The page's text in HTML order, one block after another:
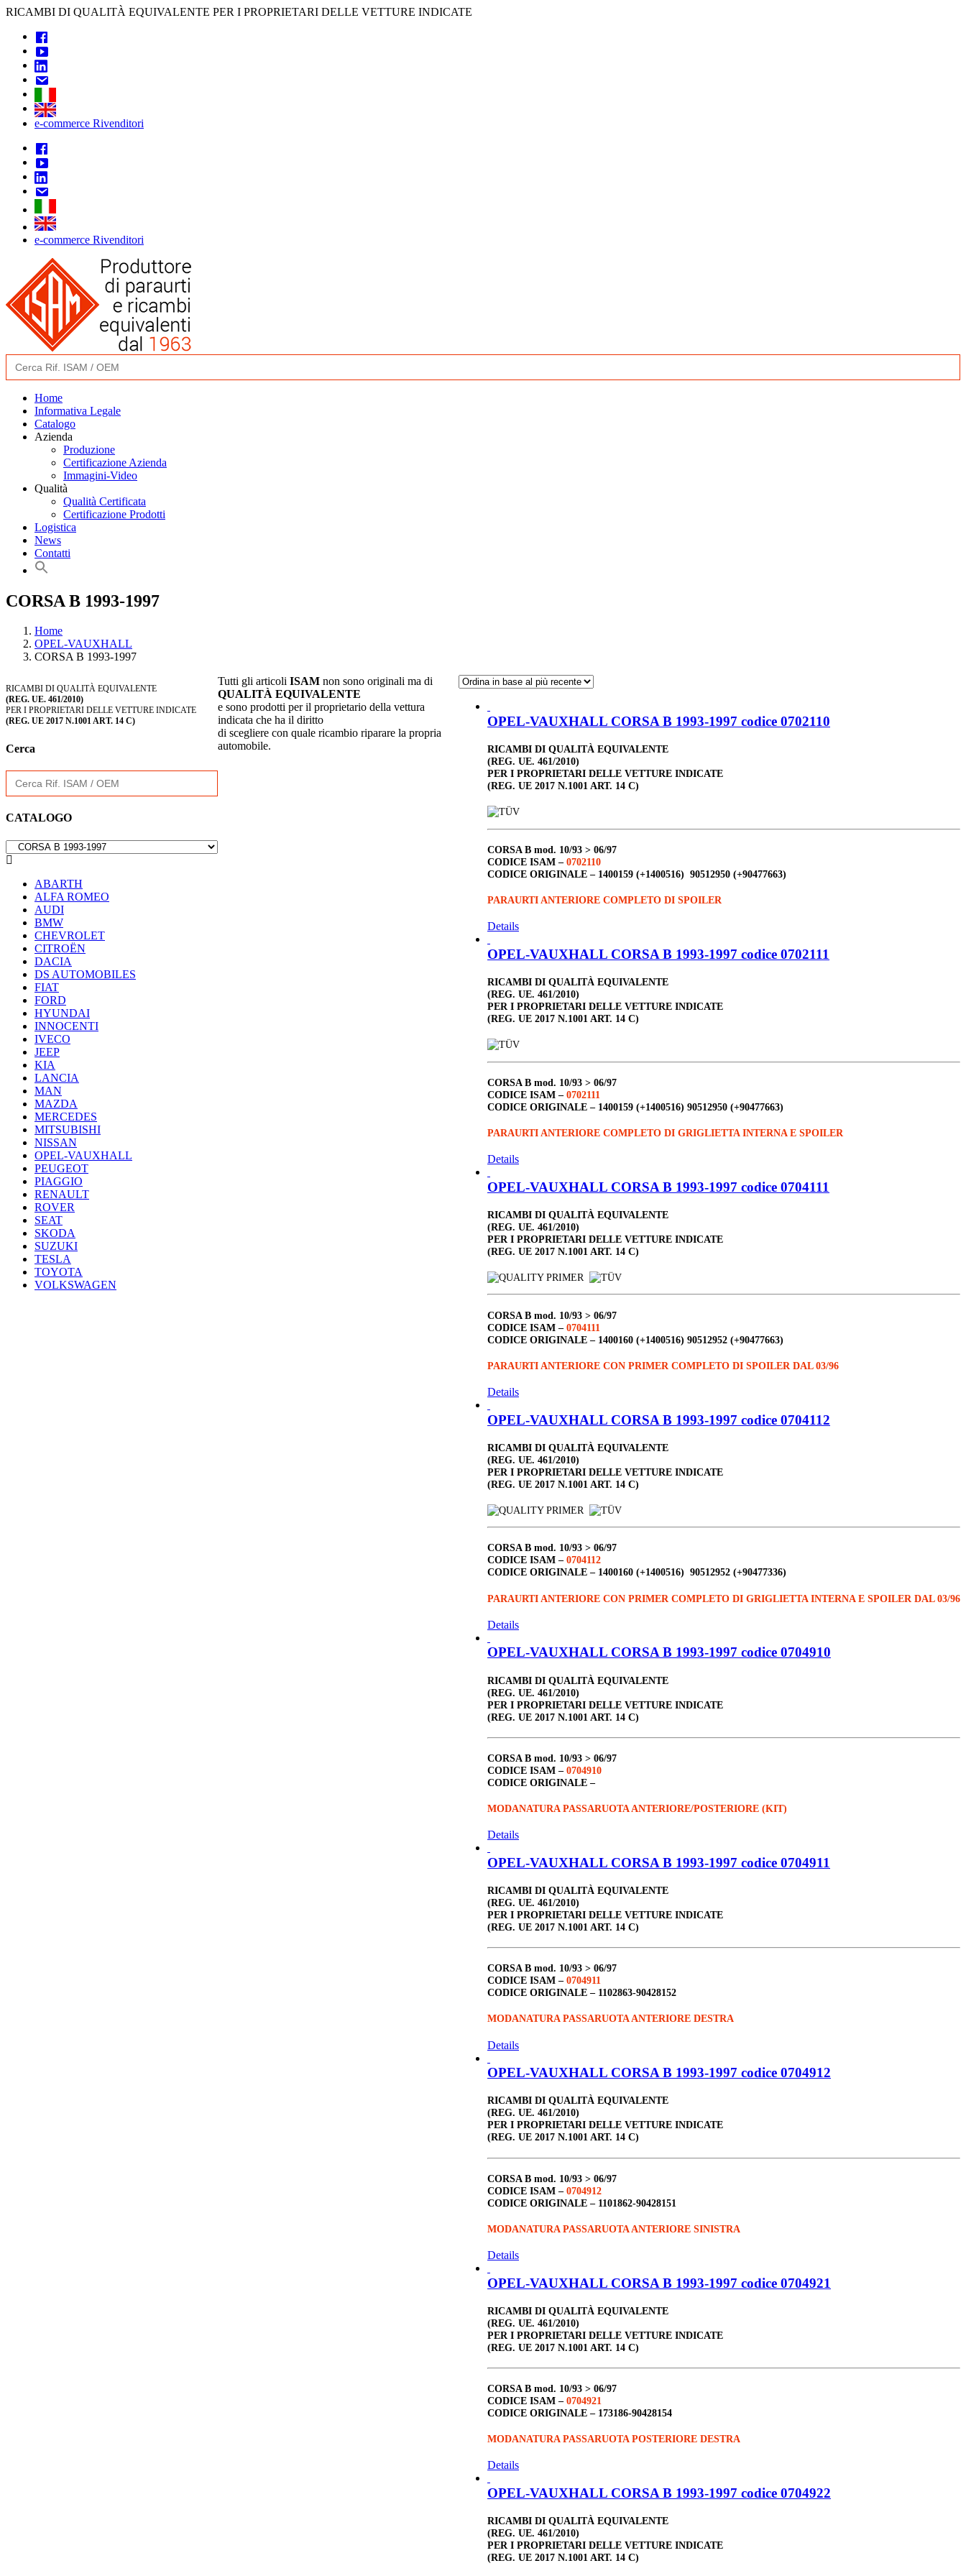
Skip
content
RICAMBI DI QUALITÀ EQUIVALENTE PER I PROPRIETARI DELLE VETTURE INDICATE
e-commerce Rivenditori
e-commerce Rivenditori
Search
for:
Home
Informativa Legale
Catalogo
Azienda
Produzione
Certificazione Azienda
Immagini-Video
Qualità
Qualità Certificata
Certificazione Prodotti
Logistica
News
Contatti
CORSA B 1993-1997
Home
OPEL-VAUXHALL
CORSA B 1993-1997
OPEL-VAUXHALL CORSA B 1993-1997 codice 0702110
RICAMBI DI QUALITÀ EQUIVALENTE
(REG. UE. 461/2010)
PER I PROPRIETARI DELLE VETTURE INDICATE
(REG. UE 2017 N.1001 ART. 14 C)
CORSA B mod. 10/93 > 06/97
CODICE ISAM – 0702110
CODICE ORIGINALE – 1400159 (+1400516) 90512950 (+90477663)
PARAURTI ANTERIORE COMPLETO DI SPOILER
Details
OPEL-VAUXHALL CORSA B 1993-1997 codice 0702111
RICAMBI DI QUALITÀ EQUIVALENTE
(REG. UE. 461/2010)
PER I PROPRIETARI DELLE VETTURE INDICATE
(REG. UE 2017 N.1001 ART. 14 C)
CORSA B mod. 10/93 > 06/97
CODICE ISAM – 0702111
CODICE ORIGINALE – 1400159 (+1400516) 90512950 (+90477663)
PARAURTI ANTERIORE COMPLETO DI GRIGLIETTA INTERNA E SPOILER
Details
OPEL-VAUXHALL CORSA B 1993-1997 codice 0704111
RICAMBI DI QUALITÀ EQUIVALENTE
(REG. UE. 461/2010)
PER I PROPRIETARI DELLE VETTURE INDICATE
(REG. UE 2017 N.1001 ART. 14 C)
CORSA B mod. 10/93 > 06/97
CODICE ISAM – 0704111
CODICE ORIGINALE – 1400160 (+1400516) 90512952 (+90477663)
PARAURTI ANTERIORE CON PRIMER COMPLETO DI SPOILER DAL 03/96
Details
OPEL-VAUXHALL CORSA B 1993-1997 codice 0704112
RICAMBI DI QUALITÀ EQUIVALENTE
(REG. UE. 461/2010)
PER I PROPRIETARI DELLE VETTURE INDICATE
(REG. UE 2017 N.1001 ART. 14 C)
CORSA B mod. 10/93 > 06/97
CODICE ISAM – 0704112
CODICE ORIGINALE – 1400160 (+1400516) 90512952 (+90477336)
PARAURTI ANTERIORE CON PRIMER COMPLETO DI GRIGLIETTA INTERNA E SPOILER DAL 03/96
Details
OPEL-VAUXHALL CORSA B 1993-1997 codice 0704910
RICAMBI DI QUALITÀ EQUIVALENTE
(REG. UE. 461/2010)
PER I PROPRIETARI DELLE VETTURE INDICATE
(REG. UE 2017 N.1001 ART. 14 C)
CORSA B mod. 10/93 > 06/97
CODICE ISAM – 0704910
CODICE ORIGINALE –
MODANATURA PASSARUOTA ANTERIORE/POSTERIORE (KIT)
Details
OPEL-VAUXHALL CORSA B 1993-1997 codice 0704911
RICAMBI DI QUALITÀ EQUIVALENTE
(REG. UE. 461/2010)
PER I PROPRIETARI DELLE VETTURE INDICATE
(REG. UE 2017 N.1001 ART. 14 C)
CORSA B mod. 10/93 > 06/97
CODICE ISAM – 0704911
CODICE ORIGINALE – 1102863-90428152
MODANATURA PASSARUOTA ANTERIORE DESTRA
Details
OPEL-VAUXHALL CORSA B 1993-1997 codice 0704912
RICAMBI DI QUALITÀ EQUIVALENTE
(REG. UE. 461/2010)
PER I PROPRIETARI DELLE VETTURE INDICATE
(REG. UE 2017 N.1001 ART. 14 C)
CORSA B mod. 10/93 > 06/97
CODICE ISAM – 0704912
CODICE ORIGINALE – 1101862-90428151
MODANATURA PASSARUOTA ANTERIORE SINISTRA
Details
OPEL-VAUXHALL CORSA B 1993-1997 codice 0704921
RICAMBI DI QUALITÀ EQUIVALENTE
(REG. UE. 461/2010)
PER I PROPRIETARI DELLE VETTURE INDICATE
(REG. UE 2017 N.1001 ART. 14 C)
CORSA B mod. 10/93 > 06/97
CODICE ISAM – 0704921
CODICE ORIGINALE – 173186-90428154
MODANATURA PASSARUOTA POSTERIORE DESTRA
Details
OPEL-VAUXHALL CORSA B 1993-1997 codice 0704922
RICAMBI DI QUALITÀ EQUIVALENTE
(REG. UE. 461/2010)
PER I PROPRIETARI DELLE VETTURE INDICATE
(REG. UE 2017 N.1001 ART. 14 C)
RICAMBI DI QUALITÀ EQUIVALENTE
(REG. UE. 461/2010)
PER I PROPRIETARI DELLE VETTURE INDICATE
(REG. UE 2017 N.1001 ART. 14 C)
Cerca
Search
for:
CATALOGO

ABARTH
ALFA ROMEO
AUDI
BMW
CHEVROLET
CITROËN
DACIA
DS AUTOMOBILES
FIAT
FORD
HYUNDAI
INNOCENTI
IVECO
JEEP
KIA
LANCIA
MAN
MAZDA
MERCEDES
MITSUBISHI
NISSAN
OPEL-VAUXHALL
PEUGEOT
PIAGGIO
RENAULT
ROVER
SEAT
SKODA
SUZUKI
TESLA
TOYOTA
VOLKSWAGEN
Tutti gli articoli ISAM non sono originali ma di
QUALITÀ EQUIVALENTE
e sono prodotti per il proprietario della vettura
indicata che ha il diritto
di scegliere con quale ricambio riparare la propria
automobile.